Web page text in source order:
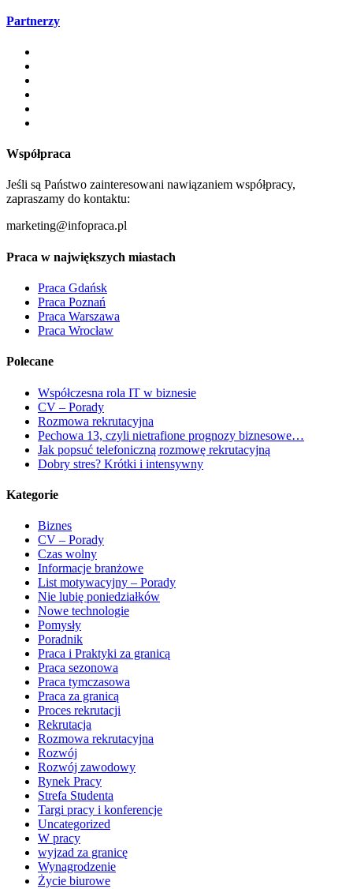
Partnerzy
Współpraca
Jeśli są Państwo zainteresowani nawiązaniem współpracy,
zapraszamy do kontaktu:
marketing@infopraca.pl
Praca w największych miastach
Praca Gdańsk
Praca Poznań
Praca Warszawa
Praca Wrocław
Polecane
Współczesna rola IT w biznesie
CV – Porady
Rozmowa rekrutacyjna
Pechowa 13, czyli nietrafione prognozy biznesowe…
Jak popsuć telefoniczną rozmowę rekrutacyjną
Dobry stres? Krótki i intensywny
Kategorie
Biznes
CV – Porady
Czas wolny
Informacje branżowe
List motywacyjny – Porady
Nie lubię poniedziałków
Nowe technologie
Pomysły
Poradnik
Praca i Praktyki za granicą
Praca sezonowa
Praca tymczasowa
Praca za granicą
Proces rekrutacji
Rekrutacja
Rozmowa rekrutacyjna
Rozwój
Rozwój zawodowy
Rynek Pracy
Strefa Studenta
Targi pracy i konferencje
Uncategorized
W pracy
wyjzad za granicę
Wynagrodzenie
Życie biurowe